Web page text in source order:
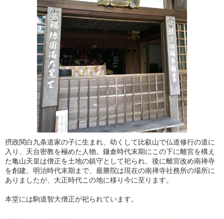
摂政関白九条道家の子に生まれ、幼くして比叡山で仏道修行の道に
入り、天台密教を極めた人物。鎌倉時代末期にこの下に離宮を構え
た亀山天皇は僧正を土地の鎮守として祀られ、後に離宮改め南禅寺
を創建。明治時代末期まで、最勝院は現在の南禅寺社務所の場所に
ありましたが、大正時代この地に移り今に至ります。
本堂には駒道智大僧正が祀られています。